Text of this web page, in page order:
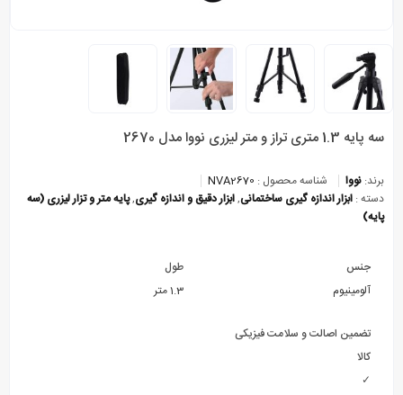
سه پایه 1.3 متری تراز و متر لیزری نووا مدل 2670
برند: نووا شناسه محصول : NVA2670
دسته : ابزار اندازه گیری ساختمانی,ابزار دقیق و اندازه گیری,پایه متر و تزار لیزری (سه
پایه)
جنس
آلومینیوم
طول
1.3 متر
تضمین اصالت و سلامت فیزیکی
کالا
✓